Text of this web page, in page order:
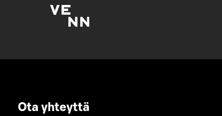
Ota yhteyttä